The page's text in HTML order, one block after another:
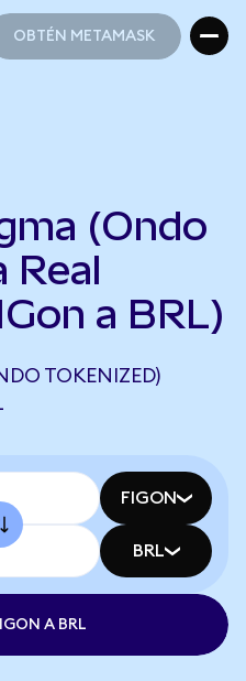
OBTÉN METAMASK
(Ondo
Real
a BRL)
TOKENIZED)
FIGON
BRL
A BRL